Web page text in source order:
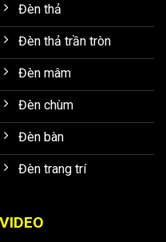
Đèn thả
Đèn thả trần tròn
Đèn mâm
Đèn chùm
Đèn bàn
Đèn trang trí
VIDEO